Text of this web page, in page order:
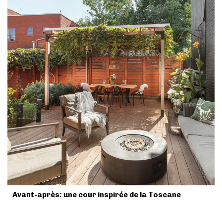
Avant-après: une cour inspirée de la Toscane